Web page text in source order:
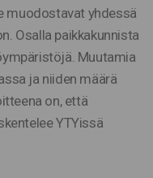
muodostavat yhdessä
Osalla paikkakunnista
Muutamia
ja niiden määrä
on, että
YTYissä